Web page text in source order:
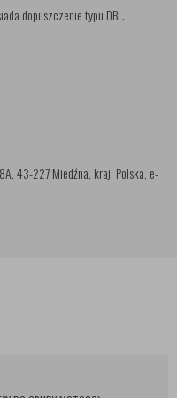
dopuszczenie typu DBL.
8A, 43-227 Miedźna, kraj: Polska, e-